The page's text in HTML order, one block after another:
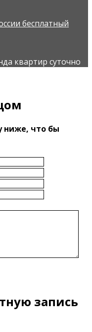
бесплатный
квартир суточно
ниже, что бы
запись